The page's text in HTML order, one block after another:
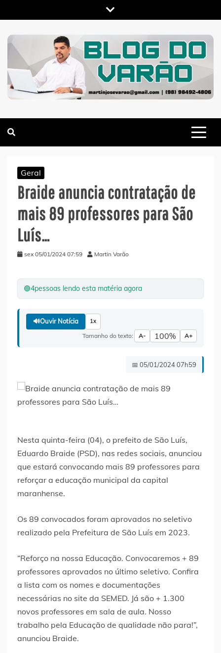
to
content
Geral
Braide anuncia contratação de
mais 89 professores para São
Luís…
sex 05/01/2024 07:59 Martin Varão
🟢4pessoas lendo esta matéria agora
🔊Ouvir Notícia 1x
Tamanho do texto: A- 100% A+
📅 05/01/2024 07h59
Nesta quinta-feira (04), o prefeito de São Luís,
Eduardo Braide (PSD), nas redes sociais, anunciou
que estará convocando mais 89 professores para
reforçar a educação municipal da capital
maranhense.
Os 89 convocados foram aprovados no seletivo
realizado pela Prefeitura de São Luís em 2023.
“Reforço na nossa Educação. Convocaremos + 89
professores aprovados no último seletivo. Confira
a lista com os nomes e documentações
necessárias no site da SEMED. Já são + 1.300
novos professores em sala de aula. Nosso
trabalho pela Educação de qualidade não para!”,
anunciou Braide.